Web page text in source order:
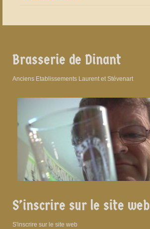
Brasserie de Dinant
Anciens Etablissements Laurent et Stévenart
S’inscrire sur le site web
S'inscrire sur le site web